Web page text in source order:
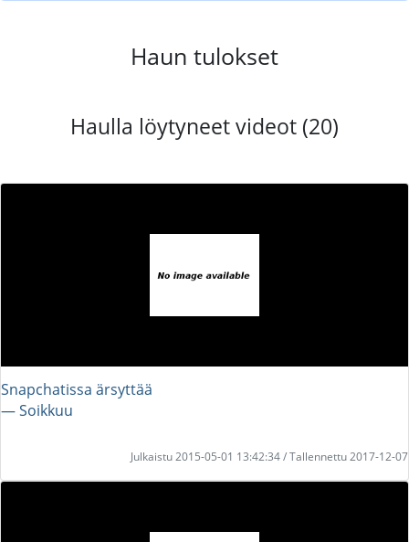
Haun tulokset
Haulla löytyneet videot (20)
Snapchatissa ärsyttää
― Soikkuu
Julkaistu 2015-05-01 13:42:34 / Tallennettu 2017-12-07